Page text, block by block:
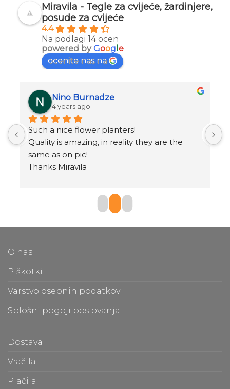
Miravila - Tegle za cvijeće, žardinjere,
posude za cvijeće
4.4
Na podlagi 14 ocen
powered byGoog e
ocenite nas na
Nino Burnadze
4 years ago
Such a nice flower planters!
Quality is amazing, in reality they are the
same as on pic!
Thanks Miravila
O nas
Piškotki
Varstvo osebnih podatkov
Splošni pogoji poslovanja
Dostava
Vračila
Plačila